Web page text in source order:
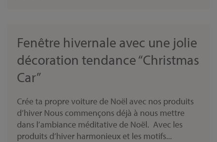
Fenêtre hivernale avec une jolie
décoration tendance “Christmas
Car”
Crée ta propre voiture de Noël avec nos produits
d’hiver Nous commençons déjà à nous mettre
dans l’ambiance méditative de Noël. Avec les
produits d’hiver harmonieux et les motifs...